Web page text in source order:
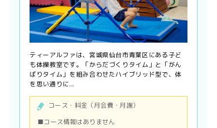
ティーアルファは、宮城県仙台市青葉区にある子ど
も体操教室です。「からだづくりタイム」と「がん
ばりタイム」を組み合わせたハイブリッド型で、体
を思い通りに...
コース・料金（月会費・月謝）
■コース情報はありません